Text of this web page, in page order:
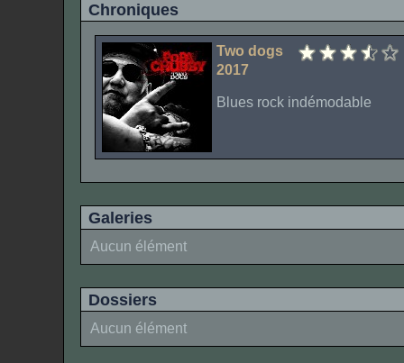
Chroniques
Two dogs
2017
Blues rock indémodable
Galeries
Aucun élément
Dossiers
Aucun élément